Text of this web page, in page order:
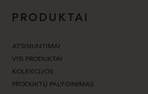
PRODUKTAI
ATSISIUNTIMAI
VISI PRODUKTAI
KOLEKCIJOS
PRODUKTŲ PALYGINIMAS